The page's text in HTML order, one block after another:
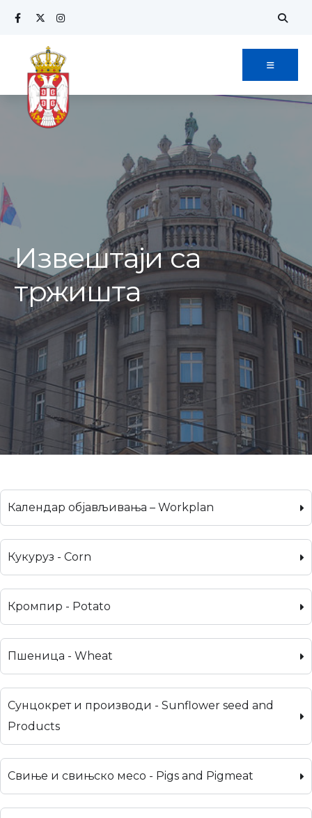
Извештаји са
тржишта
Календар објављивања – Workplan
Кукуруз - Corn
Кромпир - Potato
Пшеница - Wheat
Сунцокрет и производи - Sunflower seed and
Products
Свиње и свињско месо - Pigs and Pigmeat